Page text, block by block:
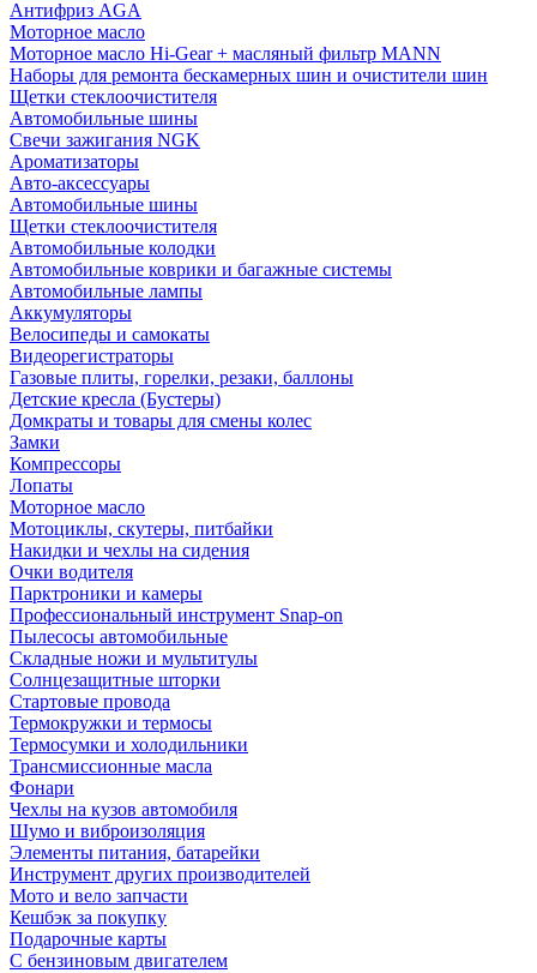
Антифриз AGA
Моторное масло
Моторное масло Hi-Gear + масляный фильтр MANN
Наборы для ремонта бескамерных шин и очистители шин
Щетки стеклоочистителя
Автомобильные шины
Свечи зажигания NGK
Ароматизаторы
Авто-аксессуары
Автомобильные шины
Щетки стеклоочистителя
Автомобильные колодки
Автомобильные коврики и багажные системы
Автомобильные лампы
Аккумуляторы
Велосипеды и самокаты
Видеорегистраторы
Газовые плиты, горелки, резаки, баллоны
Детские кресла (Бустеры)
Домкраты и товары для смены колес
Замки
Компрессоры
Лопаты
Моторное масло
Мотоциклы, скутеры, питбайки
Накидки и чехлы на сидения
Очки водителя
Парктроники и камеры
Профессиональный инструмент Snap-on
Пылесосы автомобильные
Складные ножи и мультитулы
Солнцезащитные шторки
Стартовые провода
Термокружки и термосы
Термосумки и холодильники
Трансмиссионные масла
Фонари
Чехлы на кузов автомобиля
Шумо и виброизоляция
Элементы питания, батарейки
Инструмент других производителей
Мото и вело запчасти
Кешбэк за покупку
Подарочные карты
С бензиновым двигателем